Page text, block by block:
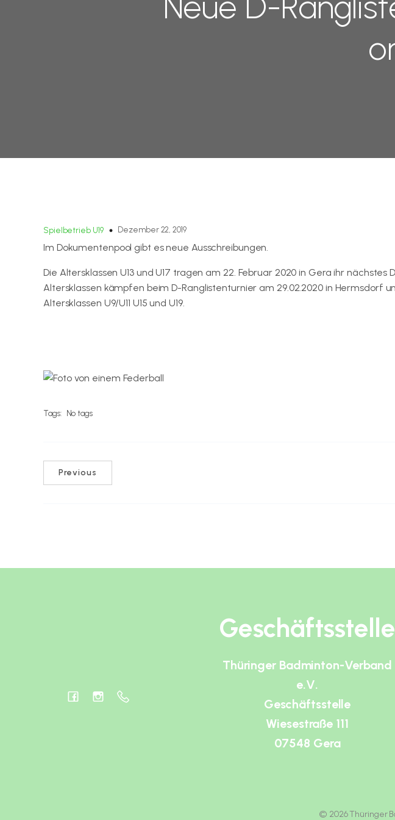
Spielbetrieb U19 Dezember 22, 2019
Im Dokumentenpool gibt es neue Ausschreibungen.
Die Altersklassen U13 und U17 tragen am 22. Februar 2020 in Gera ihr nächstes
Altersklassen kämpfen beim D-Ranglistenturnier am 29.02.2020 in Hermsdorf
Altersklassen U9/U11 U15 und U19.
Tags: No tags
Previous
Geschäftsstelle
Thüringer Badminton-Verband
e.V.
Geschäftsstelle
Wiesestraße 111
07548 Gera
© 2026 Thüringer